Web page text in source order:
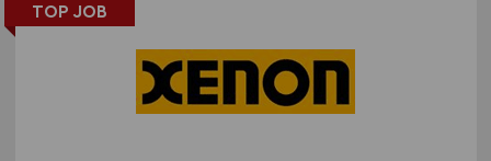
TOP JOB